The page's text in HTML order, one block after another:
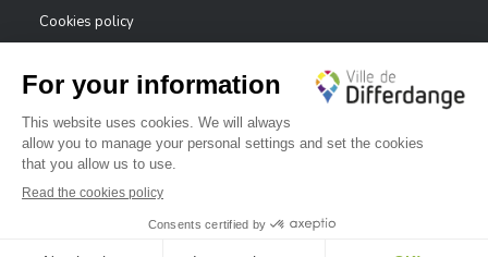
Cookies policy
Accessibility statement
Reporting system — whistleblowers
©2026 All rights reserved . City of Differdange
✕
Bonjour, comment puis-je vous aider ?